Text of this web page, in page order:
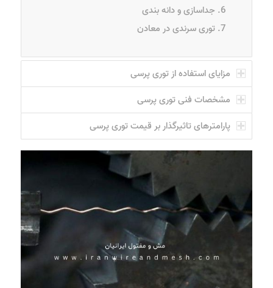
جداسازی و دانه بندی
توری سرندی در معادن
مزایای استفاده از توری پرسی
مشخصات فنی توری پرسی
پارامترهای تاثیرگذار بر قیمت توری پرسی